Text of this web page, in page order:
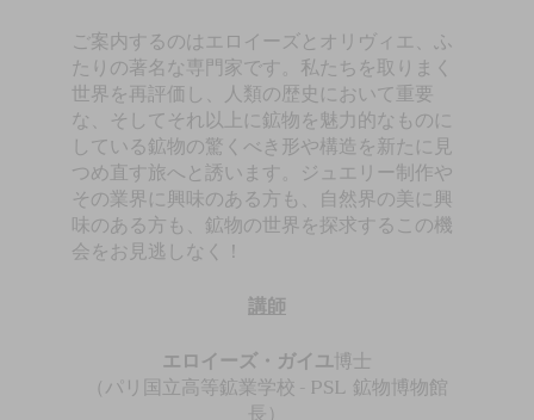
ご案内するのはエロイーズとオリヴィエ、ふ
たりの著名な専門家です。私たちを取りまく
世界を再評価し、人類の歴史において重要
な、そしてそれ以上に鉱物を魅力的なものに
している鉱物の驚くべき形や構造を新たに見
つめ直す旅へと誘います。ジュエリー制作や
その業界に興味のある方も、自然界の美に興
味のある方も、鉱物の世界を探求するこの機
会をお見逃しなく！
講師
エロイーズ・ガイユ 博士
（パリ国立高等鉱業学校 - PSL 鉱物博物館
長）